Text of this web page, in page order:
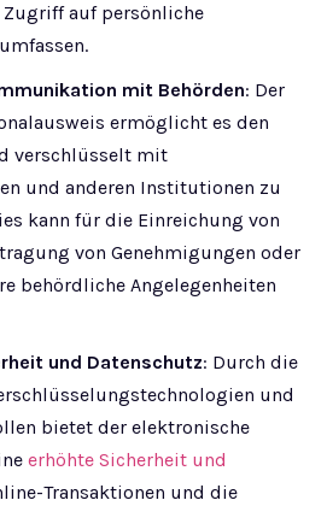
auf persönliche
mit Behörden: Der
ermöglicht es den
verschlüsselt mit
und anderen Institutionen zu
kann für die Einreichung von
von Genehmigungen oder
behördliche Angelegenheiten
und Datenschutz: Durch die
und
bietet der elektronische
erhöhte Sicherheit und
Transaktionen und die